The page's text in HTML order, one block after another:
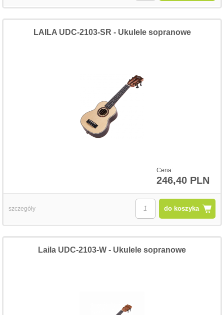
Cena:
246,40 PLN
LAILA UDC-2103-SR - Ukulele sopranowe
do koszyka
szczegóły
Laila UDC-2103-W - Ukulele sopranowe